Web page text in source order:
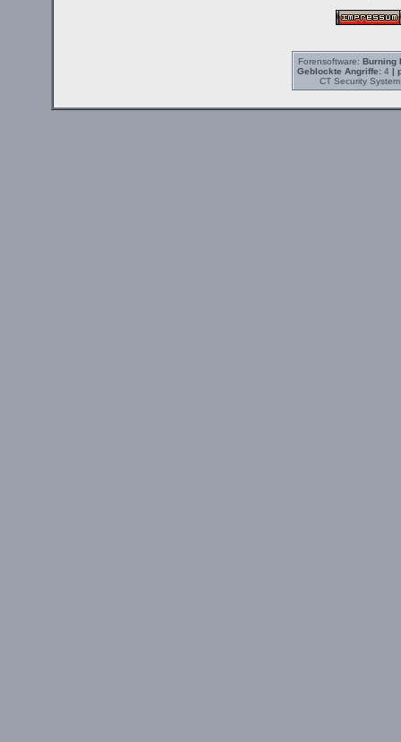
Forensoftware: Burning
Geblockte Angriffe:4 |
CT Security